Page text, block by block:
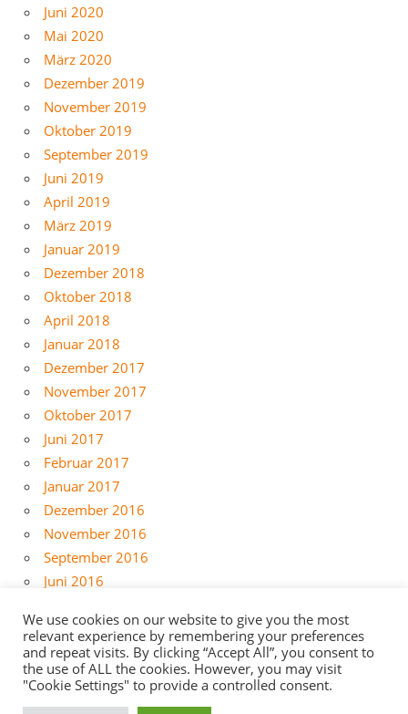
Juni 2020
Mai 2020
März 2020
Dezember 2019
November 2019
Oktober 2019
September 2019
Juni 2019
April 2019
März 2019
Januar 2019
Dezember 2018
Oktober 2018
April 2018
Januar 2018
Dezember 2017
November 2017
Oktober 2017
Juni 2017
Februar 2017
Januar 2017
Dezember 2016
November 2016
September 2016
Juni 2016
April 2016
März 2016
Februar 2016
We use cookies on our website to give you the most
relevant experience by remembering your preferences
and repeat visits. By clicking “Accept All”, you consent to
the use of ALL the cookies. However, you may visit
"Cookie Settings" to provide a controlled consent.